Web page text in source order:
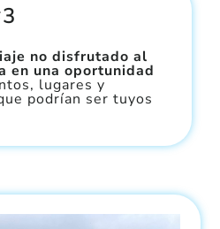
no disfrutado al
en una oportunidad
lugares y
podrían ser tuyos